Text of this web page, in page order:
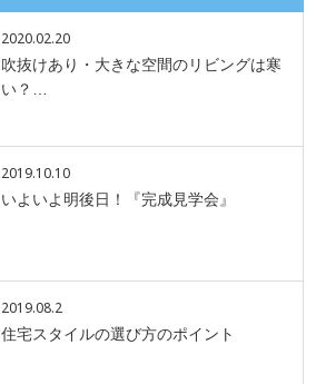
2020.02.20
吹抜けあり・大きな空間のリビングは寒
い？…
2019.10.10
いよいよ明後日！『完成見学会』
2019.08.2
住宅スタイルの選び方のポイント